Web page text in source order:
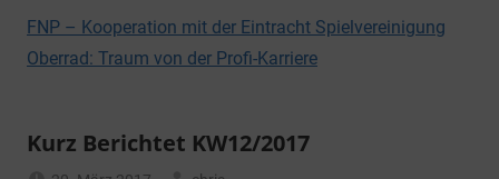
FNP – Kooperation mit der Eintracht Spielvereinigung
Oberrad: Traum von der Profi-Karriere
Kurz Berichtet KW12/2017